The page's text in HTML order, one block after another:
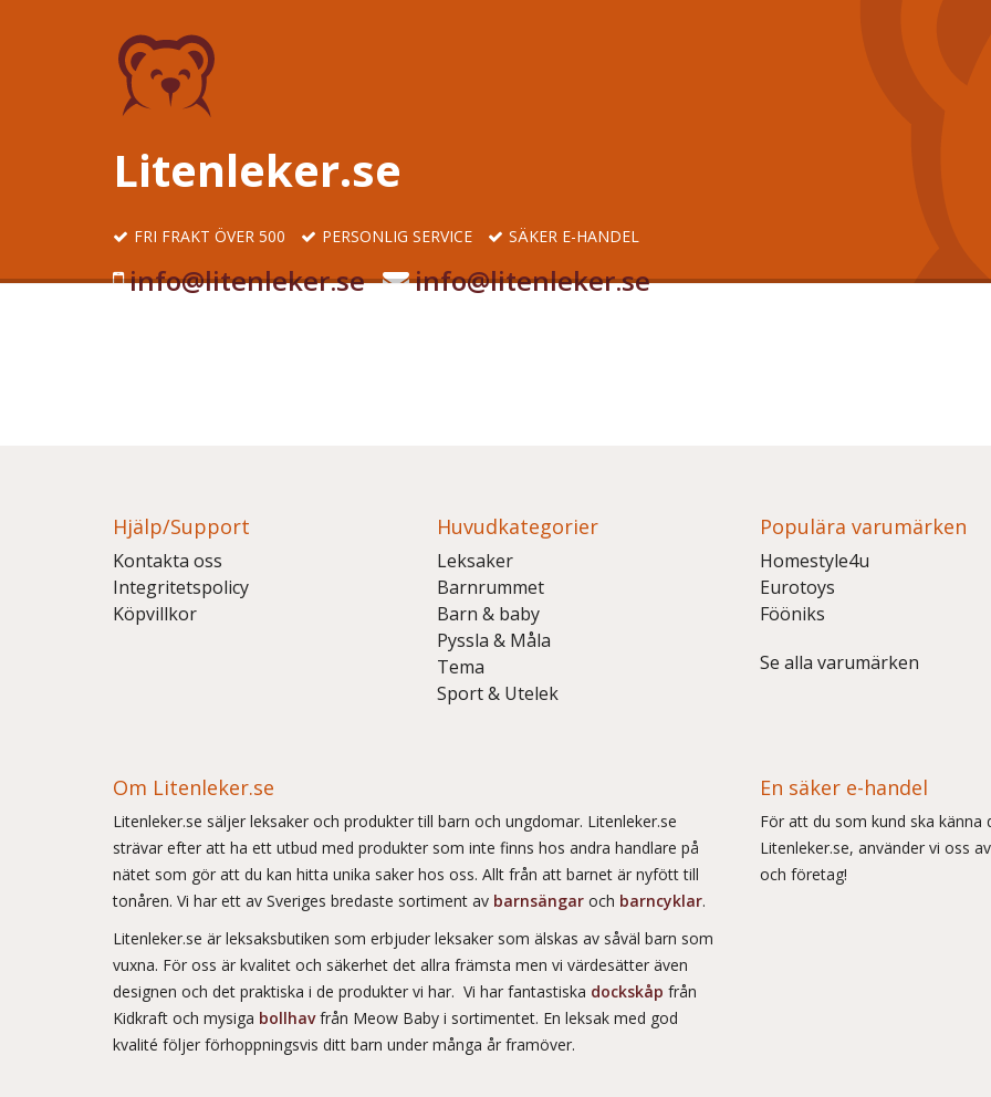
Litenleker.se
FRI FRAKT ÖVER 500 PERSONLIG SERVICE SÄKER E-HANDEL
info@litenleker.se info@litenleker.se
Hjälp/Support
Kontakta oss
Integritetspolicy
Köpvillkor
Huvudkategorier
Leksaker
Barnrummet
Barn & baby
Pyssla & Måla
Tema
Sport & Utelek
Populära varumärken
Homestyle4u
Eurotoys
Fööniks
Se alla varumärken
Om Litenleker.se
Litenleker.se säljer leksaker och produkter till barn och ungdomar. Litenleker.se
strävar efter att ha ett utbud med produkter som inte finns hos andra handlare på
nätet som gör att du kan hitta unika saker hos oss. Allt från att barnet är nyfött till
tonåren. Vi har ett av Sveriges bredaste sortiment av barnsängar och barncyklar.
Litenleker.se är leksaksbutiken som erbjuder leksaker som älskas av såväl barn som
vuxna. För oss är kvalitet och säkerhet det allra främsta men vi värdesätter även
designen och det praktiska i de produkter vi har. Vi har fantastiska dockskåp från
Kidkraft och mysiga bollhavfrån Meow Baby i sortimentet. En leksak med god
kvalité följer förhoppningsvis ditt barn under många år framöver.
En säker e-handel
För att du som kund ska känna
Litenleker.se, använder vi oss
och företag!